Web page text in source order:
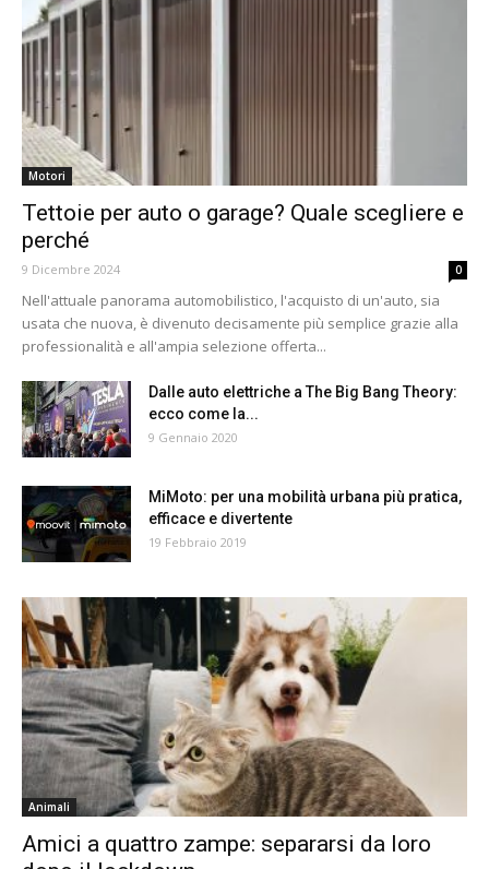
Motori
Tettoie per auto o garage? Quale scegliere e
perché
9 Dicembre 2024 0
Nell'attuale panorama automobilistico, l'acquisto di un'auto, sia
usata che nuova, è divenuto decisamente più semplice grazie alla
professionalità e all'ampia selezione offerta...
Dalle auto elettriche a The Big Bang Theory:
ecco come la...
9 Gennaio 2020
MiMoto: per una mobilità urbana più pratica,
efficace e divertente
19 Febbraio 2019
Animali
Amici a quattro zampe: separarsi da loro